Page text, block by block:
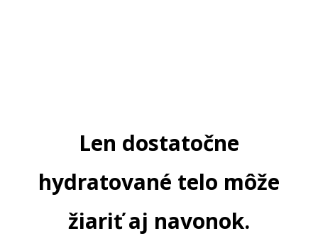
Len dostatočne
hydratované telo môže
žiariť aj navonok.